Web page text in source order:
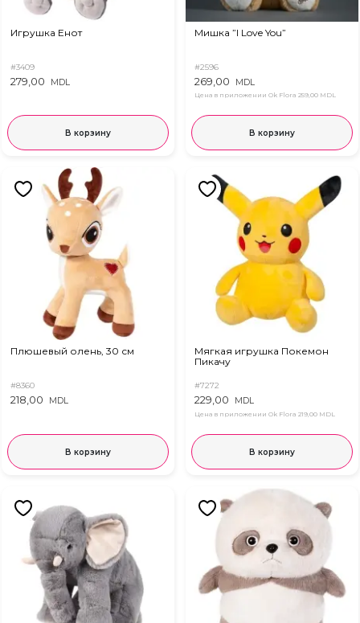
Игрушка Енот
#3409
279,00 MDL
В корзину
Мишка ”I Love You”
#2596
269,00 MDL
Цена в приложении Ok Flora 259,00 MDL
В корзину
Плюшевый олень, 30 см
#8360
218,00 MDL
В корзину
Мягкая игрушка Покемон
Пикачу
#7272
229,00 MDL
Цена в приложении Ok Flora 219,00 MDL
В корзину